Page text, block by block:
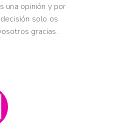
una opinión y por
solo os
gracias.